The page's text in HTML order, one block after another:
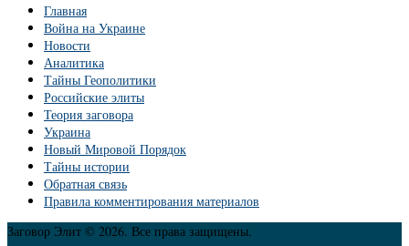
Главная
Война на Украине
Новости
Аналитика
Тайны Геополитики
Российские элиты
Теория заговора
Украина
Новый Мировой Порядок
Тайны истории
Обратная связь
Правила комментирования материалов
Заговор Элит © 2026. Все права защищены.